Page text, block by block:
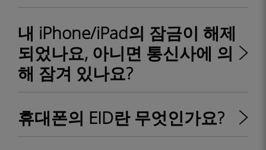
내 iPhone/iPad의 잠금이 해제
되었나요, 아니면 통신사에 의
해 잠겨 있나요?
휴대폰의 EID란 무엇인가요?